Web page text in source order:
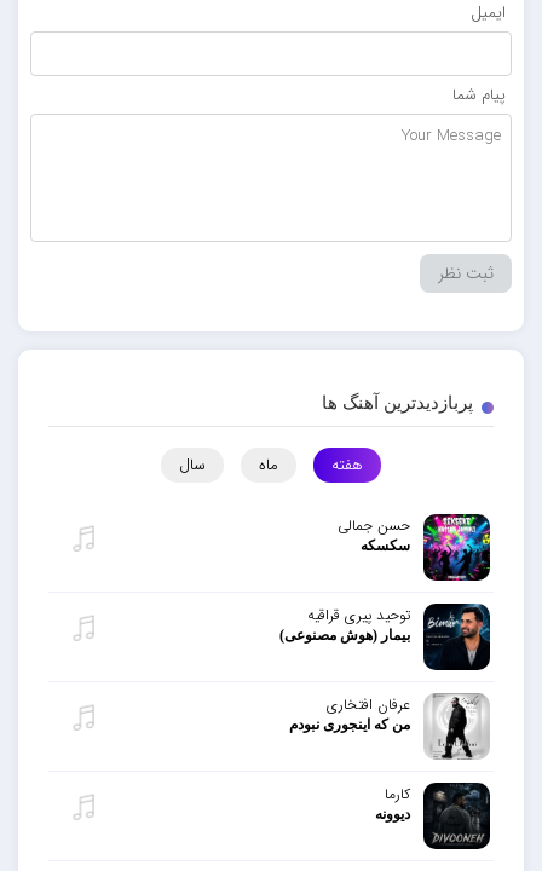
ایمیل
پیام شما
پربازدیدترین آهنگ ها
هفته ماه سال
حسن جمالی
سکسکه
توحید پیری قراقیه
بیمار (هوش مصنوعی)
عرفان افتخاری
من که اینجوری نبودم
کارما
دیوونه